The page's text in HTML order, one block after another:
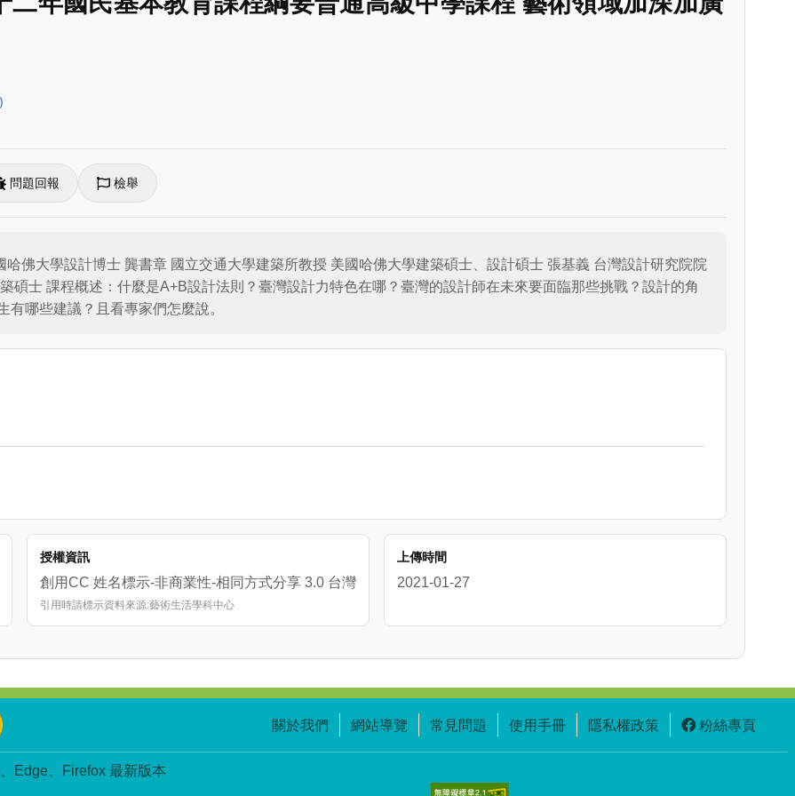
問題回報 檢舉
佛大學設計博士 龔書章 國立交通大學建築所教授 美國哈佛大學建築碩士、設計碩士 張基義 台灣設計研究院院
碩士 課程概述：什麼是A+B設計法則？臺灣設計力特色在哪？臺灣的設計師在未來要面臨那些挑戰？設計的角
哪些建議？且看專家們怎麼說。
授權資訊
創用CC 姓名標示-非商業性-相同方式分享 3.0 台灣
引用時請標示資料來源:藝術生活學科中心
上傳時間
2021-01-27
關於我們 網站導覽 常見問題 使用手冊 隱私權政策 粉絲專頁
Edge、Firefox 最新版本